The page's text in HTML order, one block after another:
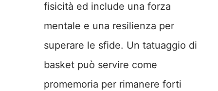
fisicità ed include una forza
mentale e una resilienza per
superare le sfide. Un tatuaggio di
basket può servire come
promemoria per rimanere forti